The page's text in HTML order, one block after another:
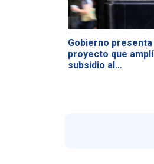
Gobierno presenta
proyecto que
subsidio al…